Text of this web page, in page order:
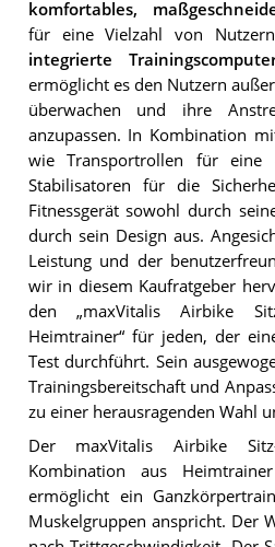
komfortables,
für eine Vielzahl von
integrierte
ermöglicht es den Nutzern
überwachen und ihre
anzupassen. In Kombination
wie Transportrollen für eine
Stabilisatoren für die
Fitnessgerät sowohl durch
durch sein Design aus.
Leistung und der
wir in diesem Kaufratgeber
den „maxVitalis Airbike
Heimtrainer“ für jeden, der
Test durchführt. Sein
Trainingsbereitschaft und
zu einer herausragenden Wahl
Der maxVitalis Airbike
Kombination aus
ermöglicht ein
Muskelgruppen anspricht. Der